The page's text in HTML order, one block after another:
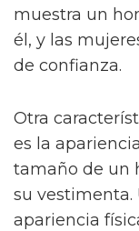
muestra un
él, y las
de confianza.
Otra
es la
tamaño de un
su vestimenta.
apariencia